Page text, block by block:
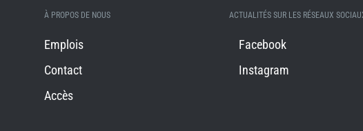
À PROPOS DE NOUS
Emplois
Contact
Accès
ACTUALITÉS SUR LES RÉSEAUX
Facebook
Instagram